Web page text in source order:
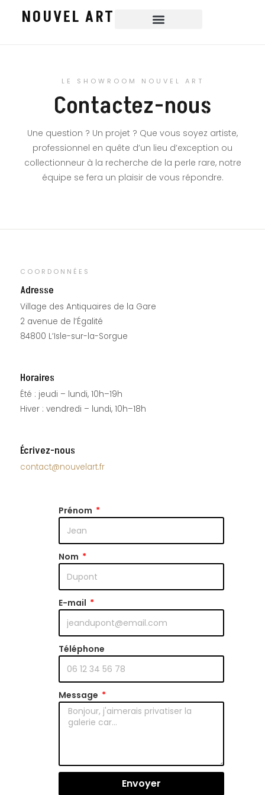
NOUVEL ART
LE SHOWROOM NOUVEL ART
Contactez-nous
Une question ? Un projet ? Que vous soyez artiste,
professionnel en quête d’un lieu d’exception ou
collectionneur à la recherche de la perle rare, notre
équipe se fera un plaisir de vous répondre.
COORDONNÉES
Adresse
Village des Antiquaires de la Gare
2 avenue de l’Égalité
84800 L’Isle-sur-la-Sorgue
Horaires
Été : jeudi – lundi, 10h–19h
Hiver : vendredi – lundi, 10h–18h
Écrivez-nous
contact@nouvelart.fr
Prénom
Nom
E-mail
Téléphone
Message
Envoyer